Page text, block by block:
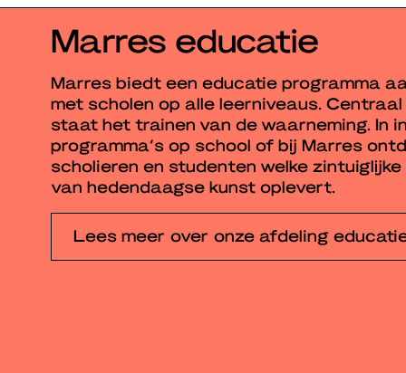
Marres educatie
Marres biedt een educatie programma
met scholen op alle leerniveaus.
staat het trainen van de waarneming. In
programma’s op school of bij Marres
scholieren en studenten welke
van hedendaagse kunst oplevert.
Lees meer over onze afdeling